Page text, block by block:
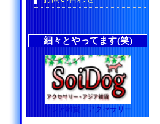
細々とやってます(笑)
アジア雑貨・アクセサリー